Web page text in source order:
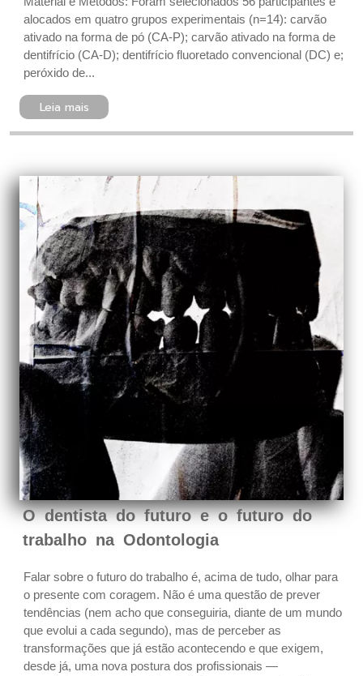
alocados em quatro grupos experimentais (n=14): carvão
ativado na forma de pó (CA-P); carvão ativado na forma de
dentifrício (CA-D); dentifrício fluoretado convencional (DC) e;
peróxido de...
Leia mais
O dentista do futuro e o futuro do
trabalho na Odontologia
Falar sobre o futuro do trabalho é, acima de tudo, olhar para
o presente com coragem. Não é uma questão de prever
tendências (nem acho que conseguiria, diante de um mundo
que evolui a cada segundo), mas de perceber as
transformações que já estão acontecendo e que exigem,
desde já, uma nova postura dos profissionais —